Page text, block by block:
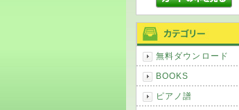
無料ダウンロード
BOOKS
ピアノ譜